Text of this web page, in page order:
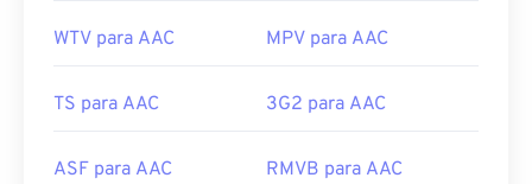
WTV para AAC MPV para AAC
TS para AAC 3G2 para AAC
ASF para AAC RMVB para AAC